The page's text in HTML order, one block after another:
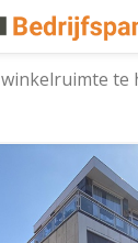
winkelruimte te